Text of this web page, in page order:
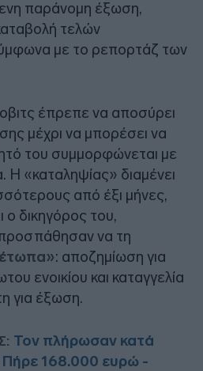
παράνομη έξωση,
τελών
με το ρεπορτάζ των
έπρεπε να αποσύρει
μέχρι να μπορέσει να
του συμμορφώνεται με
Η «καταληψίας» διαμένει
από έξι μήνες,
ο δικηγόρος του,
να τη
: αποζημίωση για
ενοικίου και καταγγελία
για έξωση.
Τον πλήρωσαν κατά
Πήρε 168.000 ευρώ -